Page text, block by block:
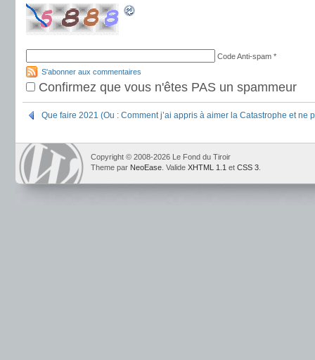
Code Anti-spam *
S'abonner aux commentaires
Confirmez que vous n'êtes PAS un spammeur
Que faire 2021 (Ou : Comment j’ai appris à aimer la Catastrophe et ne
Copyright © 2008-2026 Le Fond du Tiroir
Theme par NeoEase . Valide XHTML 1.1 et CSS 3